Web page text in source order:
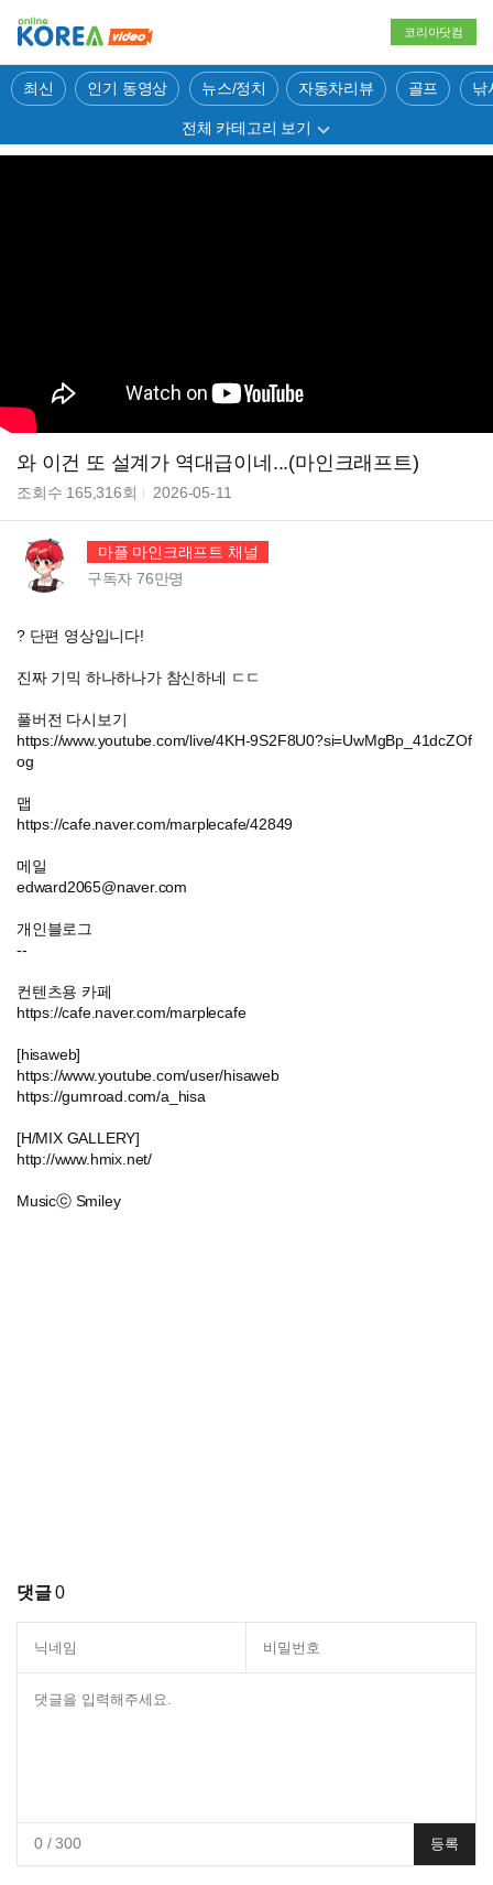
코리아닷컴
최신 인기 동영상 뉴스/정치 자동차리뷰 골프 낚
전체 카테고리 보기
와 이건 또 설계가 역대급이네...(마인크래프트)
조회수 165,316회 2026-05-11
마플 마인크래프트 채널
구독자76만명
? 단편 영상입니다!
진짜 기믹 하나하나가 참신하네 ㄷㄷ
풀버전 다시보기
https://www.youtube.com/live/4KH-9S2F8U0?si=UwMgBp_41dcZOf
og
맵
https://cafe.naver.com/marplecafe/42849
메일
edward2065@naver.com
개인블로그
--
컨텐츠용 카페
https://cafe.naver.com/marplecafe
[hisaweb]
https://www.youtube.com/user/hisaweb
https://gumroad.com/a_hisa
[H/MIX GALLERY]
http://www.hmix.net/
Musicⓒ Smiley
댓글0
0/ 300 등록